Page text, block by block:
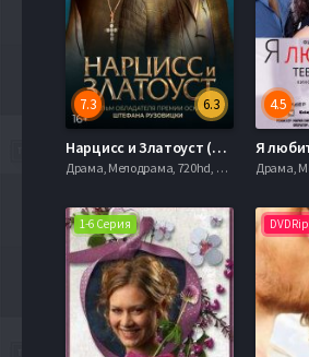
6.3
7.3
Нарцисс и Златоуст (2020)
Драма, Мелодрама, 720hd, mobilen,
4.5
1-6 Серия DVDRip